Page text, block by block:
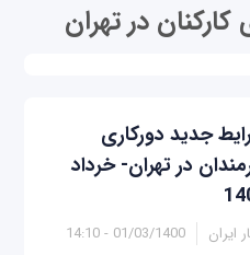
در تهران
جدید دورکاری
در تهران- خرداد
ایران 01/03/1400 - 14:10